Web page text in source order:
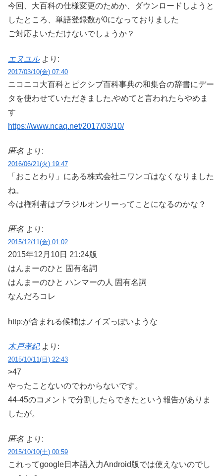
今回、大百科の仕様変更のためか、ダウンロードしようと
したところ、単語登録数が0になっておりました
ご対応よいただけないでしょうか？
エヌユル より:
2017/03/10(金) 07:40
ニコニコ大百科とピクシブ百科事典の和集合の辞書にデー
タを使わせていただきました,やめてと言われたらやめま
す
https://www.ncaq.net/2017/03/10/
匿名 より:
2016/06/21(火) 19:47
「おことわり」にある株式会社ニワンゴはなくなりました
ね。
今は権利者はブラジルオンリーってことになるのかな？
匿名 より:
2015/12/11(金) 01:02
2015年12月10日 21:24版
はんまーのひと 固有名詞
はんまーのひと ハンマーの人 固有名詞
なんだろコレ
http:が含まれる候補はノイズっぽいような
木戸孝紀 より:
2015/10/11(日) 22:43
>47
やったことないのでわからないです。
44-45のコメントで分割したらできたという報告がありま
したが。
匿名 より:
2015/10/10(土) 00:59
これってgoogle日本語入力Android版では使えないのでし